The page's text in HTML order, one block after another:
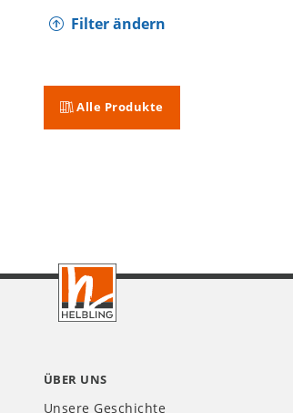
Filter ändern
Alle Produkte
Footer
ÜBER UNS
Unsere Geschichte